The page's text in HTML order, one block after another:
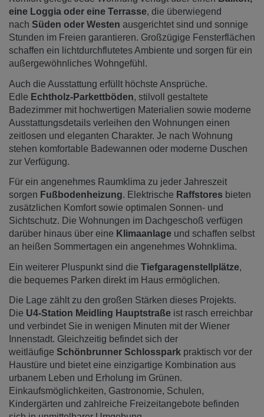
eine Loggia oder eine Terrasse, die überwiegend
nach Süden oder Westen ausgerichtet sind und sonnige
Stunden im Freien garantieren. Großzügige Fensterflächen
schaffen ein lichtdurchflutetes Ambiente und sorgen für ein
außergewöhnliches Wohngefühl.
Auch die Ausstattung erfüllt höchste Ansprüche.
Edle Echtholz-Parkettböden, stilvoll gestaltete
Badezimmer mit hochwertigen Materialien sowie moderne
Ausstattungsdetails verleihen den Wohnungen einen
zeitlosen und eleganten Charakter. Je nach Wohnung
stehen komfortable Badewannen oder moderne Duschen
zur Verfügung.
Für ein angenehmes Raumklima zu jeder Jahreszeit
sorgen Fußbodenheizung. Elektrische Raffstores bieten
zusätzlichen Komfort sowie optimalen Sonnen- und
Sichtschutz. Die Wohnungen im Dachgeschoß verfügen
darüber hinaus über eine Klimaanlage und schaffen selbst
an heißen Sommertagen ein angenehmes Wohnklima.
Ein weiterer Pluspunkt sind die Tiefgaragenstellplätze,
die bequemes Parken direkt im Haus ermöglichen.
Die Lage zählt zu den großen Stärken dieses Projekts.
Die U4-Station Meidling Hauptstraße ist rasch erreichbar
und verbindet Sie in wenigen Minuten mit der Wiener
Innenstadt. Gleichzeitig befindet sich der
weitläufige Schönbrunner Schlosspark praktisch vor der
Haustüre und bietet eine einzigartige Kombination aus
urbanem Leben und Erholung im Grünen.
Einkaufsmöglichkeiten, Gastronomie, Schulen,
Kindergärten und zahlreiche Freizeitangebote befinden